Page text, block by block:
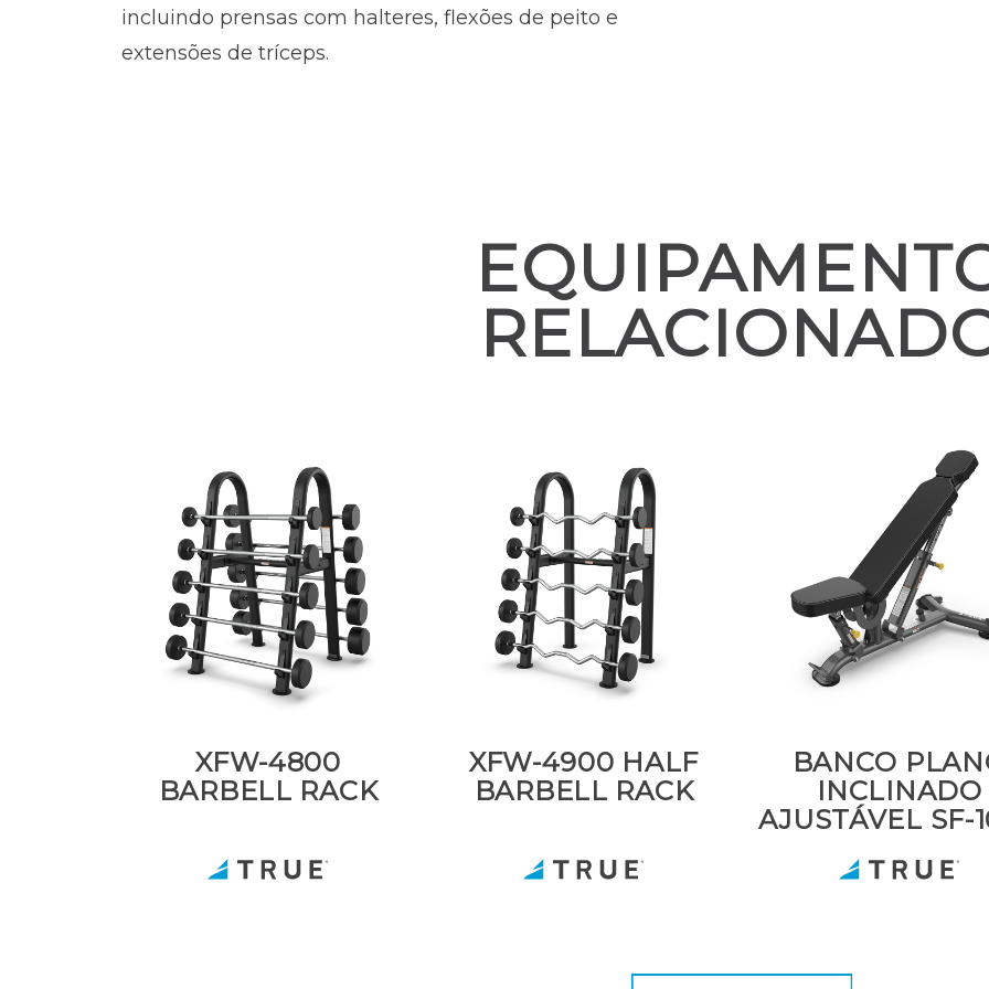
incluindo prensas com halteres, flexões de peito e
extensões de tríceps.
XFW-4800
BARBELL RACK
XFW-4900 HALF
BARBELL RACK
BANCO
INCLINADO
AJUSTÁVEL SF-